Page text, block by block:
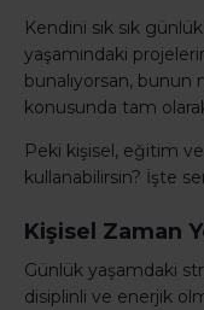
Kendini sık sık
yaşamındaki
bunalıyorsan,
konusunda tam
Peki kişisel, eğitim ve
kullanabilirsin? İşte
Kişisel Zaman
Günlük yaşamdaki
disiplinli ve enerjik